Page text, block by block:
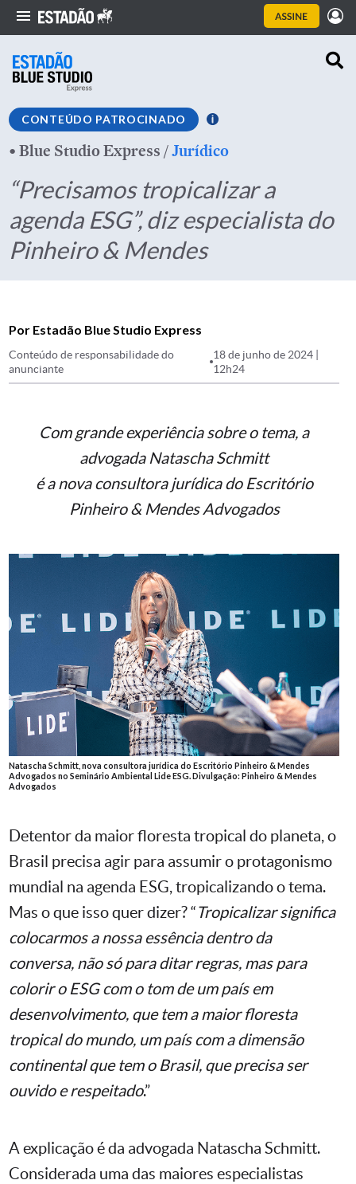
CONTEÚDO PATROCINADO
•Blue Studio Express/Jurídico
“Precisamos tropicalizar a
agenda ESG”, diz especialista do
Pinheiro & Mendes
Por Estadão Blue Studio Express
Conteúdo de responsabilidade do
anunciante
18 de junho de 2024 |
12h24
Com grande experiência sobre o tema, a
advogada Natascha Schmitt
é a nova consultora jurídica do Escritório
Pinheiro & Mendes Advogados
Natascha Schmitt, nova consultora jurídica do Escritório Pinheiro & Mendes
Advogados no Seminário Ambiental Lide ESG. Divulgação: Pinheiro & Mendes
Advogados
Detentor da maior floresta tropical do planeta, o
Brasil precisa agir para assumir o protagonismo
mundial na agenda ESG, tropicalizando o tema.
Mas o que isso quer dizer? “Tropicalizar significa
colocarmos a nossa essência dentro da
conversa, não só para ditar regras, mas para
colorir o ESG com o tom de um país em
desenvolvimento, que tem a maior floresta
tropical do mundo, um país com a dimensão
continental que tem o Brasil, que precisa ser
ouvido e respeitado.”
A explicação é da advogada Natascha Schmitt.
Considerada uma das maiores especialistas